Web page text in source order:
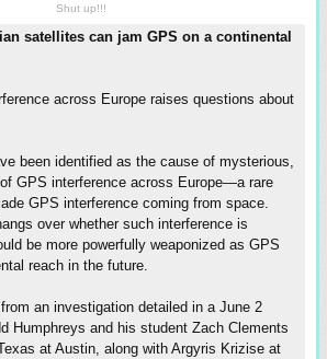
Shut up!!!
satellites can jam GPS on a continental
across Europe raises questions about
been identified as the cause of mysterious,
GPS interference across Europe—a rare
GPS interference coming from space.
over whether such interference is
be more powerfully weaponized as GPS
reach in the future.
an investigation detailed in a June 2
Humphreys and his student Zach Clements
at Austin, along with Argyris Krizise at